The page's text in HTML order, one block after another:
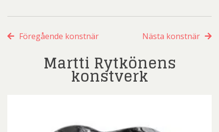
Föregående konstnär Nästa konstnär
Martti Rytkönens
konstverk